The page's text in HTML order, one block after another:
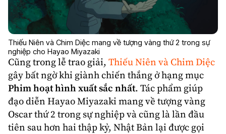
Thiếu Niên và Chim Diệc mang về tượng vàng thứ 2 trong sự
nghiệp cho Hayao Miyazaki
Cũng trong lễ trao giải, Thiếu Niên và Chim Diệc
gây bất ngờ khi giành chiến thắng ở hạng mục
Phim hoạt hình xuất sắc nhất. Tác phẩm giúp
đạo diễn Hayao Miyazaki mang về tượng vàng
Oscar thứ 2 trong sự nghiệp và cũng là lần đầu
tiên sau hơn hai thập kỷ, Nhật Bản lại được gọi